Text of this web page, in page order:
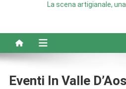
La scena artigianale,
Eventi In Valle